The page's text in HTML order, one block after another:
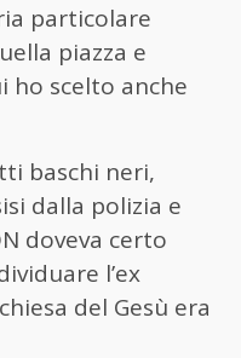
particolare
piazza e
ho scelto anche
baschi neri,
dalla polizia e
doveva certo
l’ex
del Gesù era